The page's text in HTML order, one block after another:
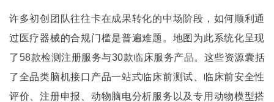
许多初创团队往往卡在成果转化的中场阶段，如何顺利通
过医疗器械的合规门槛是普遍难题。地图为此系统化呈现
了58款检测注册服务与30款临床服务产品。这些资源囊括
了全品类脑机接口产品一站式临床前测试、临床前安全性
评价、注册申报、动物脑电分析服务以及专用动物模型搭